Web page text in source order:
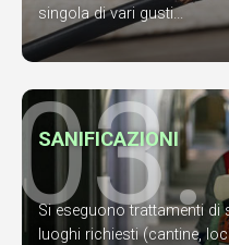
singola di vari gusti...
03.
SANIFICAZIONI
Si eseguono trattamenti di
luoghi richiesti (cantine,